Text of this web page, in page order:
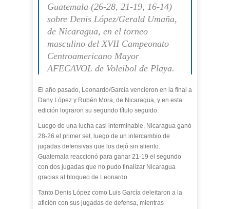
Guatemala (26-28, 21-19, 16-14)
sobre Denis López/Gerald Umaña,
de Nicaragua, en el torneo
masculino del XVII Campeonato
Centroamericano Mayor
AFECAVOL de Voleibol de Playa.
El año pasado, Leonardo/García vencieron en la final a
Dany López y Rubén Mora, de Nicaragua, y en esta
edición lograron su segundo título seguido.
Luego de una lucha casi interminable, Nicaragua ganó
28-26 el primer set, luego de un intercambio de
jugadas defensivas que los dejó sin aliento.
Guatemala reaccionó para ganar 21-19 el segundo
con dos jugadas que no pudo finalizar Nicaragua
gracias al bloqueo de Leonardo.
Tanto Denis López como Luis García deleitaron a la
afición con sus jugadas de defensa, mientras